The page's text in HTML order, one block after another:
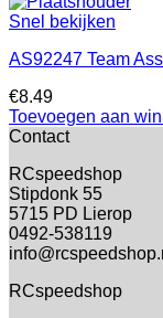
Snel bekijken
AS92247 Team
€8.49
Toevoegen aan
Contact
RCspeedshop
Stipdonk 55
5715 PD Lierop
0492-538119
RCspeedshop